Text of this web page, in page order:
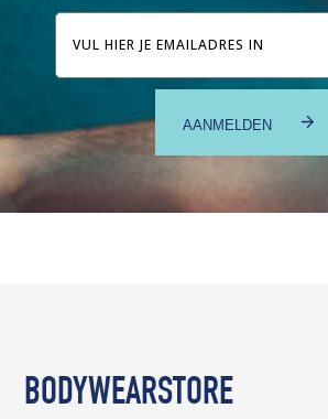
E-
mailadres
BODYWEARSTORE